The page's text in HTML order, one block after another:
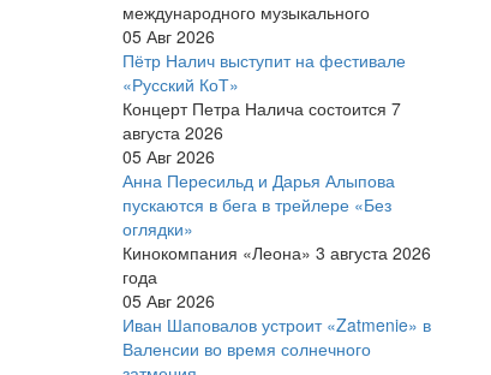
международного музыкального
05 Авг 2026
Пётр Налич выступит на фестивале
«Русский КоТ»
Концерт Петра Налича состоится 7
августа 2026
05 Авг 2026
Анна Пересильд и Дарья Алыпова
пускаются в бега в трейлере «Без
оглядки»
Кинокомпания «Леона» 3 августа 2026
года
05 Авг 2026
Иван Шаповалов устроит «Zatmenie» в
Валенсии во время солнечного